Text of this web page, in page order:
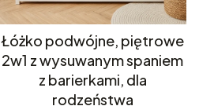
Łóżko podwójne, piętrowe
2w1 z wysuwanym spaniem
z barierkami, dla
rodzeństwa